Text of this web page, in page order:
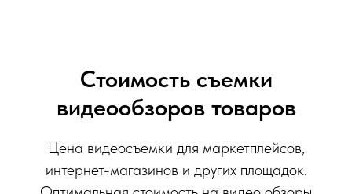
Стоимость съемки
видеообзоров товаров
Цена видеосъемки для маркетплейсов,
интернет-магазинов и других площадок.